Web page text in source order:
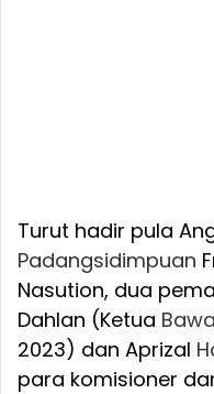
Turut hadir pula
Padangsidimpuan
Nasution, dua
Dahlan (Ketua
2023) dan Aprizal
para komisioner